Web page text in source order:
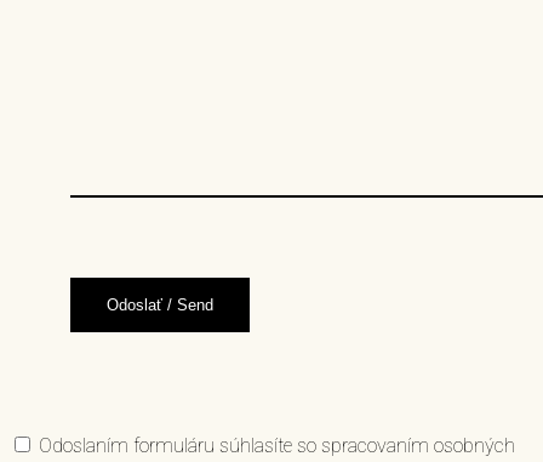
Odoslaním formuláru súhlasíte so spracovaním osobných